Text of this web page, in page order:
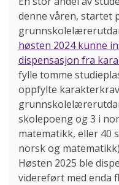
denne våren, startet
høsten 2024 kunne
dispensasjon fra
fylle tomme
oppfylte
skolepoeng og 3 i
matematikk, eller 40
norsk og
Høsten 2025 ble
videreført med enda